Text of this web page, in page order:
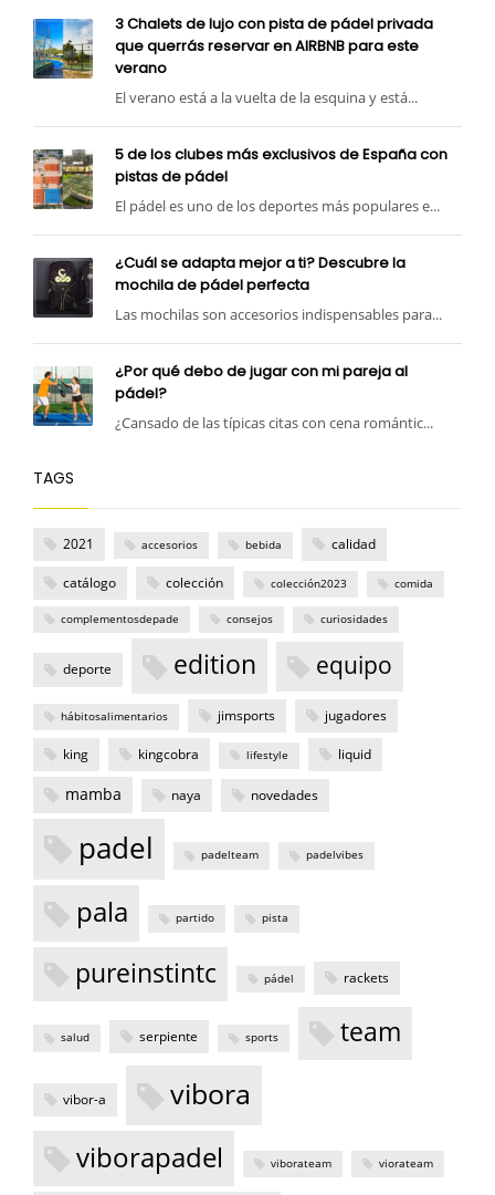
3 Chalets de lujo con pista de pádel privada
que querrás reservar en AIRBNB para este
verano
El verano está a la vuelta de la esquina y está...
5 de los clubes más exclusivos de España con
pistas de pádel
El pádel es uno de los deportes más populares e...
¿Cuál se adapta mejor a ti? Descubre la
mochila de pádel perfecta
Las mochilas son accesorios indispensables para...
¿Por qué debo de jugar con mi pareja al
pádel?
¿Cansado de las típicas citas con cena romántic...
TAGS
2021 accesorios bebida calidad
catálogo colección colección2023 comida
complementosdepade consejos curiosidades
deporte edition equipo
hábitosalimentarios jimsports jugadores
king kingcobra lifestyle liquid
mamba naya novedades
padel padelteam padelvibes
pala partido pista
pureinstintc pádel rackets
salud serpiente sports team
vibor-a vibora
viborapadel viborateam viorateam